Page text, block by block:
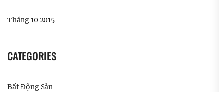
Tháng 10 2015
CATEGORIES
Bất Động Sản